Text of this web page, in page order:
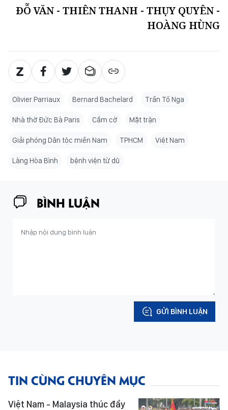
ĐỖ VĂN - THIÊN THANH - THỤY QUYÊN -
HOÀNG HÙNG
Olivier Parriaux Bernard Bachelard Trần Tố Nga
Nhà thờ Đức Bà Paris Cắm cờ Mặt trận
Giải phóng Dân tộc miền Nam TPHCM Việt Nam
Làng Hòa Bình bệnh viện từ dũ
BÌNH LUẬN
GỬI BÌNH LUẬN
TIN CÙNG CHUYÊN MỤC
Việt Nam - Malaysia thúc đẩy